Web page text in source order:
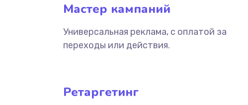
Мастер кампаний
Универсальная реклама, с оплатой за
переходы или действия.
Ретаргетинг